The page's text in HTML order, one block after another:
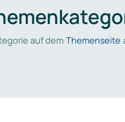
auf dem Themenseite